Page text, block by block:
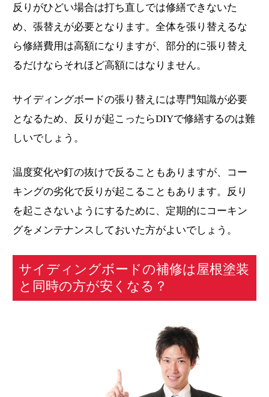
反りがひどい場合は打ち直しでは修繕できないた
め、張替えが必要となります。全体を張り替えるな
ら修繕費用は高額になりますが、部分的に張り替え
るだけならそれほど高額にはなりません。
サイディングボードの張り替えには専門知識が必要
となるため、反りが起こったらDIYで修繕するのは難
しいでしょう。
温度変化や釘の抜けで反ることもありますが、コー
キングの劣化で反りが起こることもあります。反り
を起こさないようにするために、定期的にコーキン
グをメンテナンスしておいた方がよいでしょう。
サイディングボードの補修は屋根塗装
と同時の方が安くなる？